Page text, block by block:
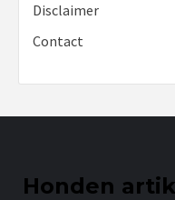
Disclaimer
Contact
Honden